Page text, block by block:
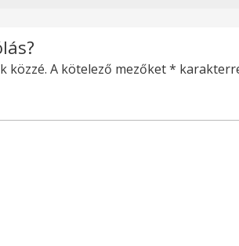
közzé. A kötelező mezőket*